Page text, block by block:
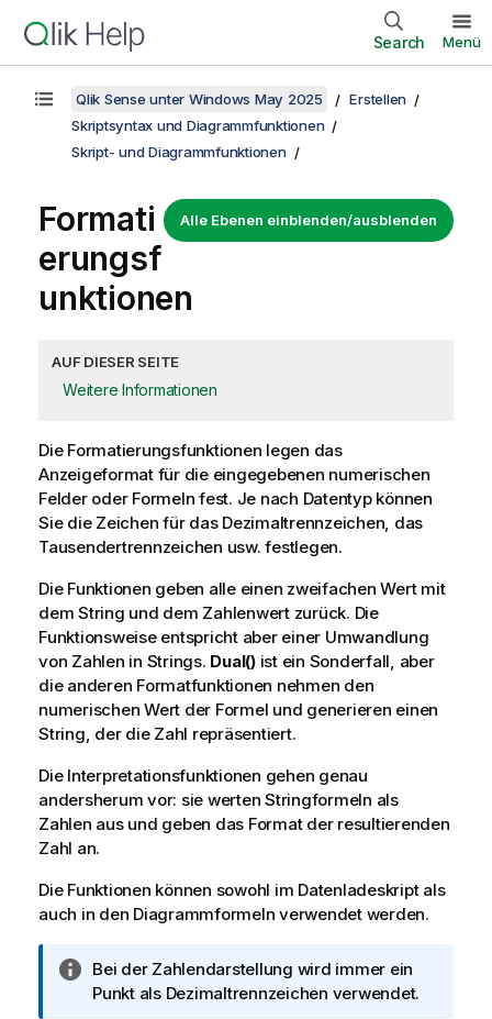
Search Menü
Qlik Sense unter Windows May 2025
Erstellen
Skriptsyntax und Diagrammfunktionen
Skript- und Diagrammfunktionen
Alle Ebenen einblenden/ausblenden
Formati
erungsf
unktionen
AUF DIESER SEITE
Weitere Informationen
Die Formatierungsfunktionen legen das
Anzeigeformat für die eingegebenen numerischen
Felder oder Formeln fest. Je nach Datentyp können
Sie die Zeichen für das Dezimaltrennzeichen, das
Tausendertrennzeichen usw. festlegen.
Die Funktionen geben alle einen zweifachen Wert mit
dem String und dem Zahlenwert zurück. Die
Funktionsweise entspricht aber einer Umwandlung
von Zahlen in Strings. Dual()ist ein Sonderfall, aber
die anderen Formatfunktionen nehmen den
numerischen Wert der Formel und generieren einen
String, der die Zahl repräsentiert.
Die Interpretationsfunktionen gehen genau
andersherum vor: sie werten Stringformeln als
Zahlen aus und geben das Format der resultierenden
Zahl an.
Die Funktionen können sowohl im Datenladeskript als
auch in den Diagrammformeln verwendet werden.
I
n
Bei der Zahlendarstellung wird immer ein
Punkt als Dezimaltrennzeichen verwendet.